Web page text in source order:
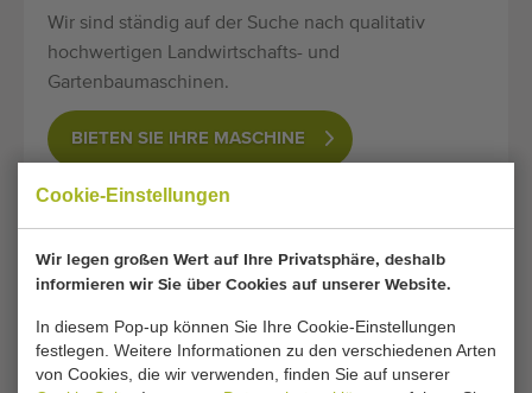
Cookie-Einstellungen
Wir legen großen Wert auf Ihre Privatsphäre, deshalb
informieren wir Sie über Cookies auf unserer Website.
In diesem Pop-up können Sie Ihre Cookie-Einstellungen
festlegen. Weitere Informationen zu den verschiedenen Arten
von Cookies, die wir verwenden, finden Sie auf unserer
Wir sind ständig auf der Suche nach qualitativ
hochwertigen Landwirtschafts- und
Gartenbaumaschinen.
BIETEN SIE IHRE MASCHINE
VERWANDTE SEITEN
Bett Erntemaschinen
Spatenmaschinen
Rasenmäher
Schlegelmäher